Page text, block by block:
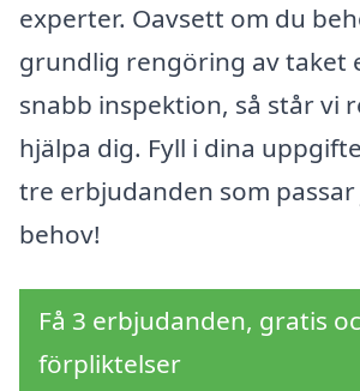
experter. Oavsett om du
grundlig rengöring av taket
snabb inspektion, så står vi
hjälpa dig. Fyll i dina
tre erbjudanden som
behov!
Få 3 erbjudanden, gratis
förpliktelser